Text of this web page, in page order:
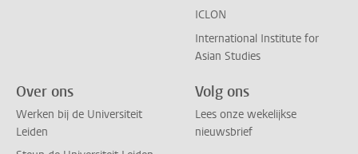
ICLON
International Institute for
Asian Studies
Over ons
Werken bij de Universiteit
Leiden
Volg ons
Lees onze wekelijkse
nieuwsbrief